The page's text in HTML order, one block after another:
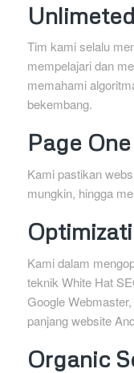
Tim kami selalu
mempelajari dan
memahami
bekembang.
Page One
Kami pastikan
mungkin, hingga
Kami dalam
teknik White Hat
Google
panjang website
Organic